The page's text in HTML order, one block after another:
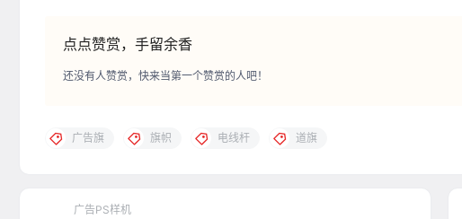
点点赞赏，手留余香
还没有人赞赏，快来当第一个赞赏的人吧！
广告旗 旗帜 电线杆 道旗
广告PS样机